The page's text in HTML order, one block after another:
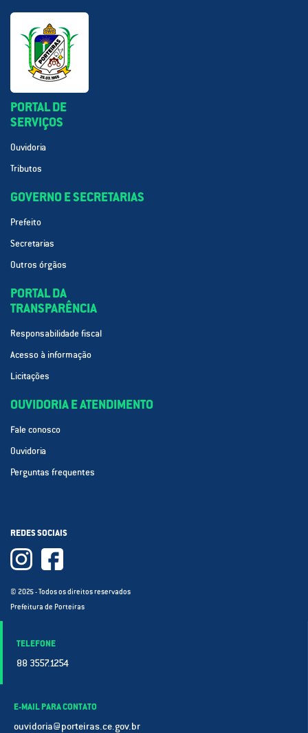
PORTAL DE
SERVIÇOS
Ouvidoria
Tributos
GOVERNO E SECRETARIAS
Prefeito
Secretarias
Outros órgãos
PORTAL DA
TRANSPARÊNCIA
Responsabilidade fiscal
Acesso à informação
Licitações
OUVIDORIA E ATENDIMENTO
Fale conosco
Ouvidoria
Perguntas frequentes
REDES SOCIAIS
© 2025 - Todos os direitos reservados
Prefeitura de Porteiras
TELEFONE
88 3557.1254
E-MAIL PARA CONTATO
ouvidoria@porteiras.ce.gov.br